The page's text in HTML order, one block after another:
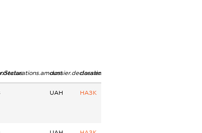
dossier.declarations.currency
dossier.declarations.source
UAH НАЗК